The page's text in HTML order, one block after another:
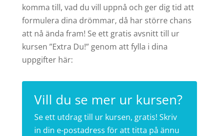
komma till, vad du vill uppnå och ger dig tid att
formulera dina drömmar, då har större chans
att nå ända fram! Se ett gratis avsnitt till ur
kursen ”Extra Du!” genom att fylla i dina
uppgifter här:
Vill du se mer ur kursen?
Se ett utdrag till ur kursen, gratis! Skriv
in din e-postadress för att titta på ännu